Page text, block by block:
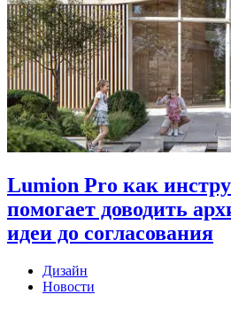
Lumion Pro как
помогает доводить
идеи до согласования
Дизайн
Новости